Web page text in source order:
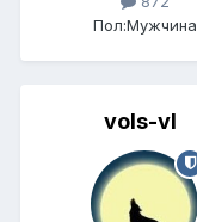
Пол:Мужчина
vols-vl